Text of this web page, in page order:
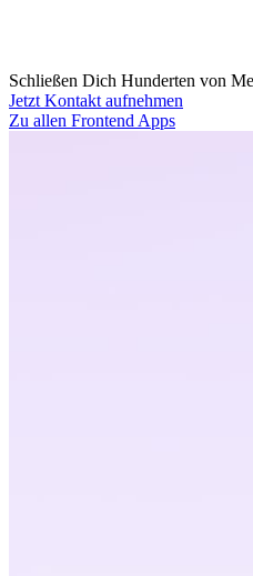
Schließen Dich Hunderten von
Jetzt Kontakt aufnehmen
Zu allen Frontend Apps